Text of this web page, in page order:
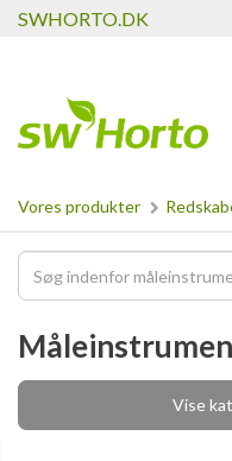
SWHORTO.DK
Vores produkter
Vise